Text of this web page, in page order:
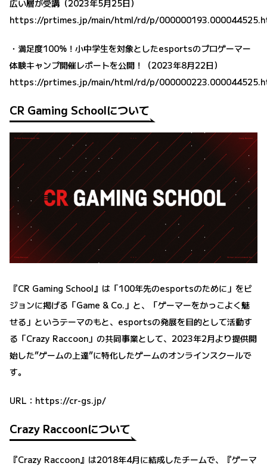
広い層が受講（2023年5月25日）
https://prtimes.jp/main/html/rd/p/
・満足度100%！小中学生を対象としたesportsのプロゲーマー
体験キャンプ開催レポートを公開！（2023年8月22日）
https://prtimes.jp/main/html/rd/p/
CR Gaming Schoolについて
『CR Gaming School』は「100年先のesportsのために」をビ
ジョンに掲げる「Game & Co.」と、「ゲーマーをかっこよく魅
せる」というテーマのもと、esportsの発展を目的として活動す
る「Crazy Raccoon」の共同事業として、2023年2月より提供開
始した”ゲームの上達”に特化したゲームのオンラインスクールで
す。
URL： https://cr-gs.jp/
Crazy Raccoonについて
『Crazy Raccoon』は2018年4月に結成したチームで、『ゲーマ